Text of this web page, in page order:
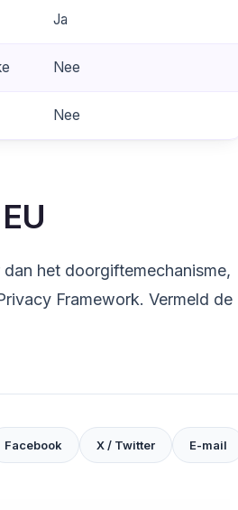
Ja
Nee
Nee
het doorgiftemechanisme,
Framework. Vermeld de
Facebook X / Twitter E-mail